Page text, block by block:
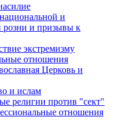
и
розни и призывы к
экстремизму
отношения
Церковь и
и ислам
религии против "сект"
отношения